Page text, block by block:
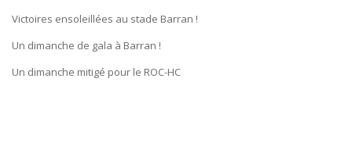
Victoires ensoleillées au stade Barran !
Un dimanche de gala à Barran !
Un dimanche mitigé pour le ROC-HC